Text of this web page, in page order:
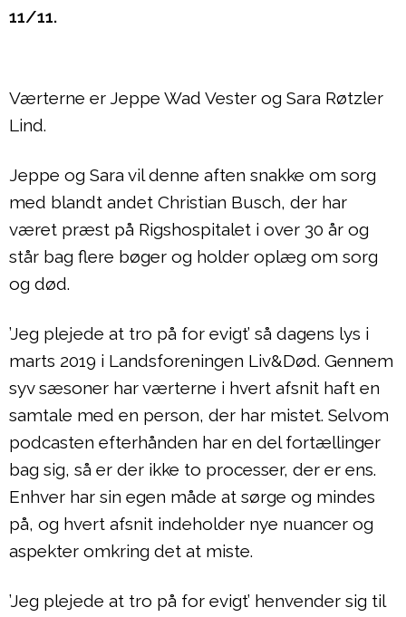
11/11.
Værterne er Jeppe Wad Vester og Sara Røtzler
Lind.
Jeppe og Sara vil denne aften snakke om sorg
med blandt andet Christian Busch, der har
været præst på Rigshospitalet i over 30 år og
står bag flere bøger og holder oplæg om sorg
og død.
’Jeg plejede at tro på for evigt’ så dagens lys i
marts 2019 i Landsforeningen Liv&Død. Gennem
syv sæsoner har værterne i hvert afsnit haft en
samtale med en person, der har mistet. Selvom
podcasten efterhånden har en del fortællinger
bag sig, så er der ikke to processer, der er ens.
Enhver har sin egen måde at sørge og mindes
på, og hvert afsnit indeholder nye nuancer og
aspekter omkring det at miste.
’Jeg plejede at tro på for evigt’ henvender sig til